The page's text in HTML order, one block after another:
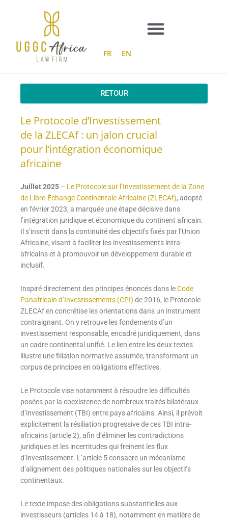
FR EN
RETOUR
Le Protocole d’Investissement
de la ZLECAf : un jalon crucial
pour l’intégration économique
africaine
Juillet 2025 – Le Protocole sur l’Investissement de la Zone
de Libre-Échange Continentale Africaine (ZLECAf), adopté
en février 2023, a marquée une étape décisive dans
l’intégration juridique et économique du continent africain.
Il s’inscrit dans la continuité des objectifs fixés par l’Union
Africaine, visant à faciliter les investissements intra-
africains et à promouvoir un développement durable et
inclusif.
Inspiré directement des principes énoncés dans leCode
Panafricain d’Investissements (CPI) de 2016, le Protocole
ZLECAf en concrétise les orientations dans un instrument
contraignant. On y retrouve les fondements d’un
investissement responsable, encadré juridiquement, dans
un cadre continental unifié. Le lien entre les deux textes
illustre une filiation normative assumée, transformant un
corpus de principes en obligations effectives.
Le Protocole vise notamment à résoudre les difficultés
posées par la coexistence de nombreux traités bilatéraux
d’investissement (TBI) entre pays africains. Ainsi, il prévoit
explicitement la résiliation progressive de ces TBI intra-
africains (article 2), afin d’éliminer les contradictions
juridiques et les incertitudes qui freinent les flux
d’investissement. L’article 5 consacre un mécanisme
d’alignement des politiques nationales sur les objectifs
continentaux.
Le texte impose des obligations substantielles aux
investisseurs (articles 14 à 18), notamment en matière de